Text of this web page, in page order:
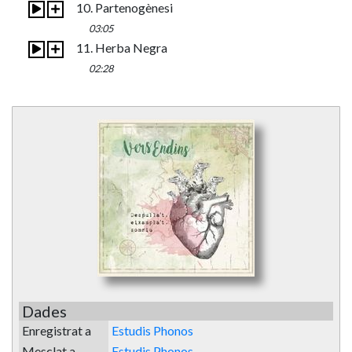
10. Partenogènesi
03:05
11. Herba Negra
02:28
Dades
Enregistrat a
Estudis Phonos